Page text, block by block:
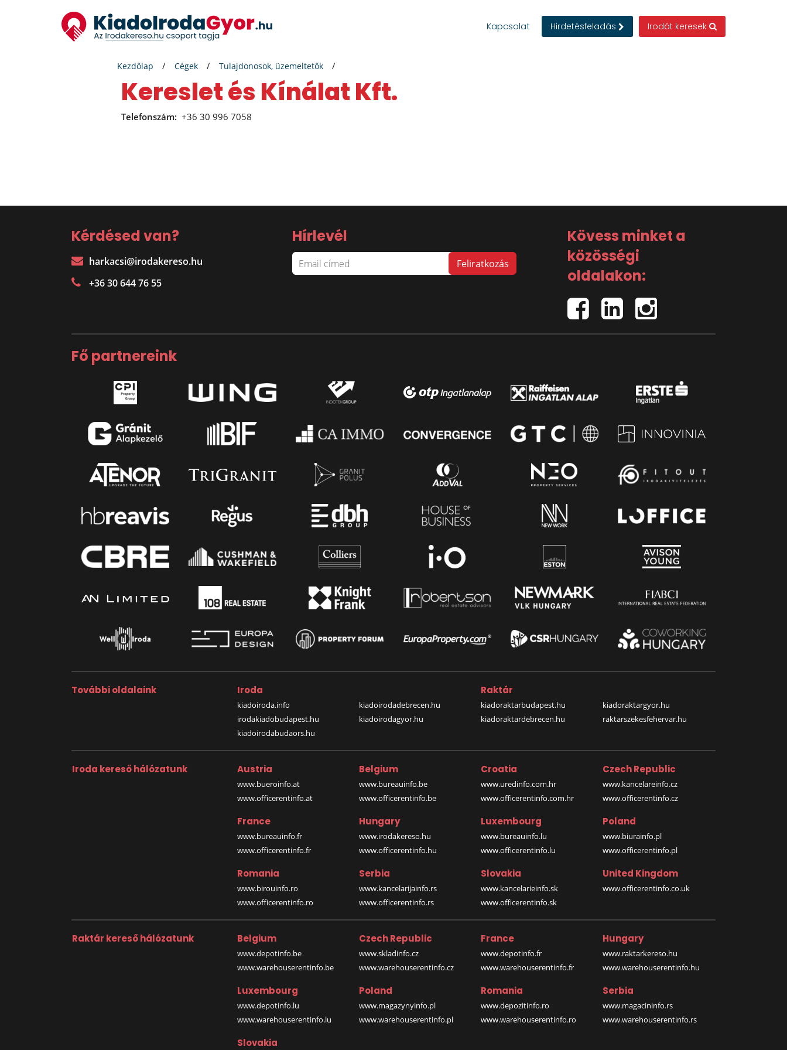
Kapcsolat Hirdetésfeladás Irodát keresek
Kezdőlap Cégek Tulajdonosok, üzemeltetők
Kereslet és Kínálat Kft.
Telefonszám: +36 30 996 7058
Kérdésed van?
harkacsi@irodakereso.hu
+36 30 644 76 55
Hírlevél
Kövess minket a
közösségi
oldalakon:
Fő partnereink
További oldalaink Iroda
kiadoiroda.info
irodakiadobudapest.hu
kiadoirodabudaors.hu
kiadoirodadebrecen.hu
kiadoirodagyor.hu
Raktár
kiadoraktarbudapest.hu
kiadoraktardebrecen.hu
kiadoraktargyor.hu
raktarszekesfehervar.hu
Iroda kereső hálózatunk Austria
www.bueroinfo.at
www.officerentinfo.at
Belgium
www.bureauinfo.be
www.officerentinfo.be
Croatia
www.uredinfo.com.hr
www.officerentinfo.com.hr
Czech Republic
www.kancelareinfo.cz
www.officerentinfo.cz
France
www.bureauinfo.fr
www.officerentinfo.fr
Hungary
www.irodakereso.hu
www.officerentinfo.hu
Luxembourg
www.bureauinfo.lu
www.officerentinfo.lu
Poland
www.biurainfo.pl
www.officerentinfo.pl
Romania
www.birouinfo.ro
www.officerentinfo.ro
Serbia
www.kancelarijainfo.rs
www.officerentinfo.rs
Slovakia
www.kancelarieinfo.sk
www.officerentinfo.sk
United Kingdom
www.officerentinfo.co.uk
Raktár kereső hálózatunk Belgium
www.depotinfo.be
www.warehouserentinfo.be
Czech Republic
www.skladinfo.cz
www.warehouserentinfo.cz
France
www.depotinfo.fr
www.warehouserentinfo.fr
Hungary
www.raktarkereso.hu
www.warehouserentinfo.hu
Luxembourg
www.depotinfo.lu
www.warehouserentinfo.lu
Poland
www.magazynyinfo.pl
www.warehouserentinfo.pl
Romania
www.depozitinfo.ro
www.warehouserentinfo.ro
Serbia
www.magacininfo.rs
www.warehouserentinfo.rs
Slovakia